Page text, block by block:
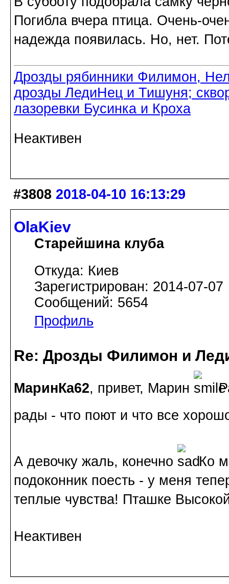
Погибла вчера птица. Очень-
надежда появилась. Но, нет.
Дрозды рябинники Филимон,
дрозды ЛедиНец и Тишуня;
лазоревки Бусинка и Кроха
Неактивен
#3808 2018-04-10 16:13:29
OlaKiev
Старейшина клуба
Откуда: Киев
Зарегистрирован: 2014-07-07
Сообщений: 5654
Профиль
Re: Дрозды Филимон и
МаринКа62, привет, Марин
рады - что поют и что все
А девочку жаль, конечно
Ко
подоконник поесть - у меня
теплые чувства! Пташке
Неактивен